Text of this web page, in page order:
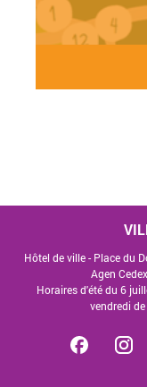
Hôtel de ville - Place du
Agen
Horaires d'été du 6
vendredi